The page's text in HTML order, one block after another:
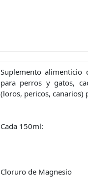
Suplemento alimenticio
para perros y gatos,
(loros, pericos, canarios)
Cada 150ml:
Cloruro de Magnesio